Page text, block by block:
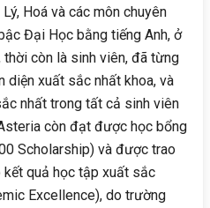
Hoá và các môn chuyên
Đại Học bằng tiếng Anh, ở
còn là sinh viên, đã từng
diện xuất sắc nhất khoa, và
nhất trong tất cả sinh viên
còn đạt được học bổng
Scholarship) và được trao
quả học tập xuất sắc
Excellence), do trường